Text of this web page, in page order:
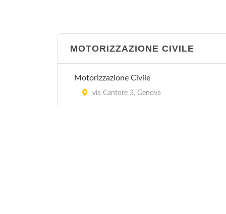
Polo di Sant' Olcese - Guardia Medica
via Vicomorasso 29, Sant'Olcese
MOTORIZZAZIONE CIVILE
Motorizzazione Civile
via Cantore 3, Genova